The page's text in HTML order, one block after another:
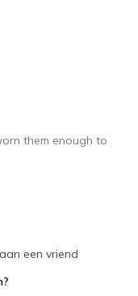
them enough to
een vriend